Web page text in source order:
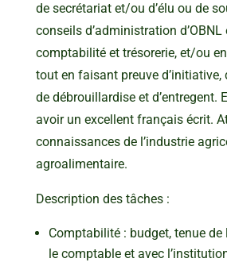
de secrétariat et/ou d’élu ou de
conseils d’administration
comptabilité et trésorerie, et/ou
tout en faisant preuve d’initiative,
de débrouillardise et d’entregent.
avoir un excellent français écrit.
connaissances de l’industrie
agroalimentaire.
Description des tâches :
Comptabilité : budget, tenue de
le comptable et avec